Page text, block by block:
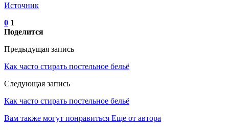
Источник
0 1
Поделится
Предыдущая запись
Как часто стирать постельное бельё
Следующая запись
Как часто стирать постельное бельё
Вам также могут понравиться Еще от автора